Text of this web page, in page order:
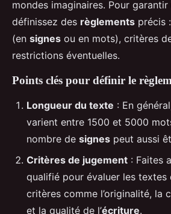
mondes imaginaires. Pour
définissez des règlements précis
(en signes ou en mots), critères
restrictions éventuelles.
Points clés pour définir le
Longueur du texte : En
varient entre 1500 et 5000
nombre de signes peut aussi
Critères de jugement : Faites
qualifié pour évaluer les
critères comme l’originalité, la
et la qualité de l’écriture.